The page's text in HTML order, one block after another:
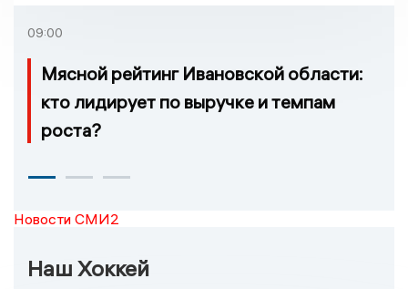
09:00
Мясной рейтинг Ивановской области:
кто лидирует по выручке и темпам
роста?
Новости СМИ2
Наш Хоккей